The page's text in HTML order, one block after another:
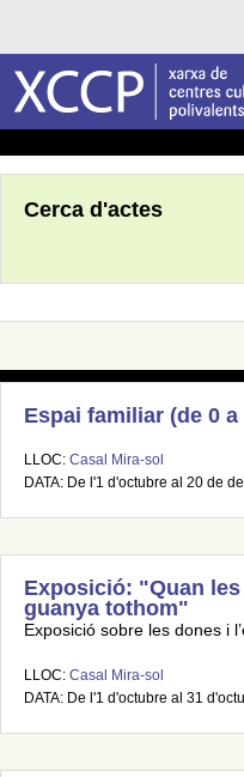
Cerca d'actes
Espai familiar (de 0 a
LLOC: Casal Mira-sol
DATA: De l'1 d'octubre al 20 de
Exposició: "Quan
guanya tothom"
Exposició sobre les dones i
LLOC: Casal Mira-sol
DATA: De l'1 d'octubre al 31